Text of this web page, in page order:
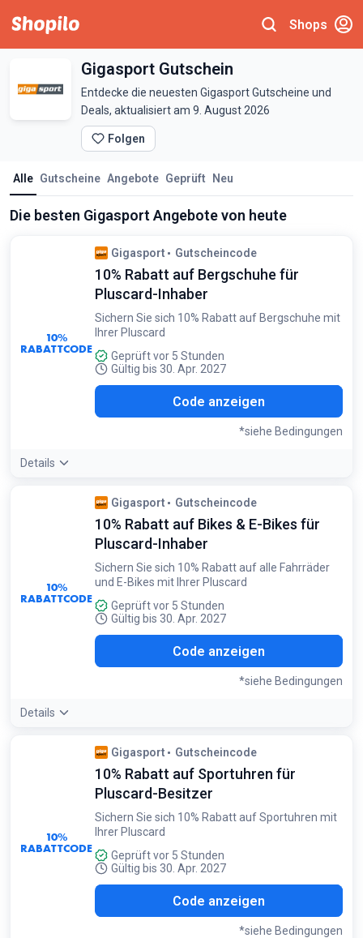
Shops
Gigasport Gutschein
Entdecke die neuesten Gigasport Gutscheine und
Deals, aktualisiert am 9. August 2026
Folgen
Alle Gutscheine Angebote Geprüft Neu
Die besten Gigasport Angebote von heute
10%
RABATTCODE
Gigasport Gutscheincode
10% Rabatt auf Bergschuhe für
Pluscard-Inhaber
Sichern Sie sich 10% Rabatt auf Bergschuhe mit
Ihrer Pluscard
Geprüft vor 5 Stunden
Gültig bis 30. Apr. 2027
Code anzeigen
*siehe Bedingungen
Details
Nur gültig für Pluscard-Inhaber auf Bergschuhe
10%
RABATTCODE
Gigasport Gutscheincode
10% Rabatt auf Bikes & E-Bikes für
Pluscard-Inhaber
Sichern Sie sich 10% Rabatt auf alle Fahrräder
und E-Bikes mit Ihrer Pluscard
Geprüft vor 5 Stunden
Gültig bis 30. Apr. 2027
Code anzeigen
*siehe Bedingungen
Details
Nur für Pluscard-Inhaber gültig. Gilt für Fahrräder und E-
10%
RABATTCODE
Gigasport Gutscheincode
10% Rabatt auf Sportuhren für
Pluscard-Besitzer
Sichern Sie sich 10% Rabatt auf Sportuhren mit
Ihrer Pluscard
Geprüft vor 5 Stunden
Gültig bis 30. Apr. 2027
Code anzeigen
*siehe Bedingungen